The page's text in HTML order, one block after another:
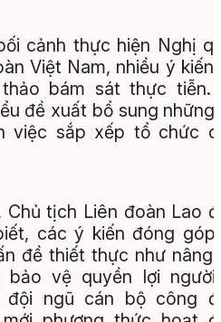
cảnh thực hiện Nghị
Việt Nam, nhiều ý kiến
bám sát thực tiễn.
đề xuất bổ sung những
việc sắp xếp tổ chức
Chủ tịch Liên đoàn Lao
các ý kiến đóng góp
đề thiết thực như nâng
bảo vệ quyền lợi người
đội ngũ cán bộ công